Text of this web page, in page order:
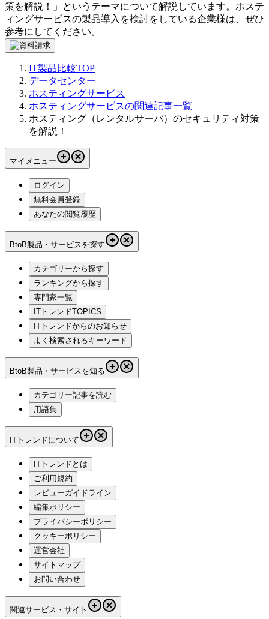
策を解説！
」というテーマについて解説しています。 ホステ
ィングサービスの製品導入を検討をしている企業様は、ぜひ
参考にしてください。
IT製品比較TOP
データセンター
ホスティングサービス
ホスティングサービスの関連記事一覧
ホスティング（レンタルサーバ）のセキュリティ対策
を解説！
マイメニュー
ログイン
無料会員登録
あなたの閲覧履歴
BtoB製品・サービスを探す
カテゴリーから探す
ランキングから探す
専門家一覧
ITトレンドTOPICS
ITトレンドからのお知らせ
よく検索されるキーワード
BtoB製品・サービスを知る
カテゴリー記事を読む
用語集
ITトレンドについて
ITトレンドとは
ご利用規約
レビューガイドライン
編集ポリシー
プライバシーポリシー
クッキーポリシー
運営会社
サイトマップ
お問い合わせ
関連サービス・サイト